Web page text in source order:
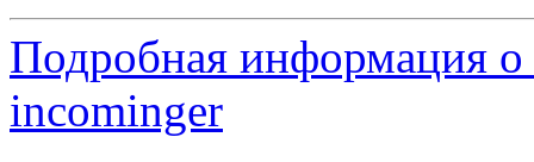
Подробная информация о
incominger